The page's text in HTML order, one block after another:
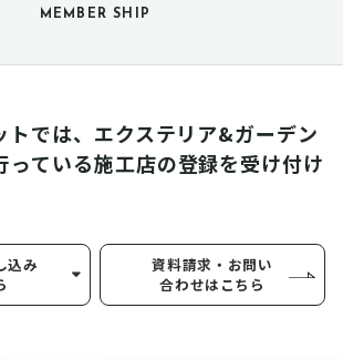
MEMBER SHIP
トでは、エクステリア&ガーデン
っている施工店の登録を受け付け
込み
資料請求・お問い
合わせはこちら